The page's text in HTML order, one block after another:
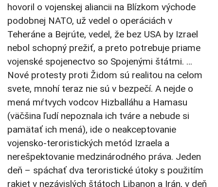
hovoril o vojenskej aliancii na Blízkom východe
podobnej NATO, už vedel o operáciách v
Teheráne a Bejrúte, vedel, že bez USA by Izrael
nebol schopný prežiť, a preto potrebuje priame
vojenské spojenectvo so Spojenými štátmi. …
Nové protesty proti Židom sú realitou na celom
svete, mnohí teraz nie sú v bezpečí. A nejde o
mená mŕtvych vodcov Hizballáhu a Hamasu
(väčšina ľudí nepoznala ich tváre a nebude si
pamätať ich mená), ide o neakceptovanie
vojensko-teroristických metód Izraela a
nerešpektovanie medzinárodného práva. Jeden
deň – spáchať dva teroristické útoky s použitím
rakiet v nezávislých štátoch Libanon a Irán, v deň